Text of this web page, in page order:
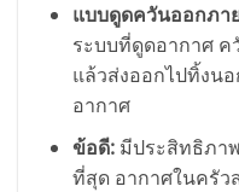
แบบดูดควันออกภา
ระบบที่ดูดอากาศ
แล้วส่งออกไปทิ้งน
อากาศ
ข้อดี:มีประสิทธิภา
ที่สุด อากาศในครัว